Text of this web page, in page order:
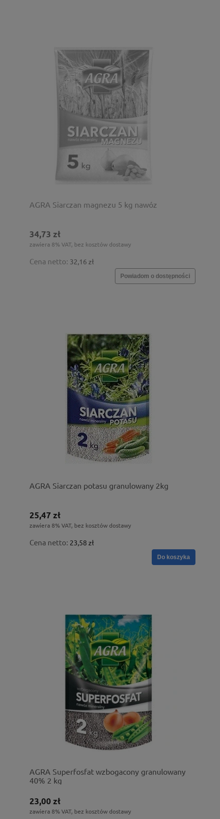
AGRA Siarczan magnezu 5 kg nawóz
34,73 zł
zawiera 8% VAT, bez kosztów dostawy
Cena netto: 32,16 zł
Powiadom o dostępności
AGRA Siarczan potasu granulowany 2kg
25,47 zł
zawiera 8% VAT, bez kosztów dostawy
Cena netto: 23,58 zł
Do koszyka
AGRA Superfosfat wzbogacony granulowany
40% 2 kg
23,00 zł
zawiera 8% VAT, bez kosztów dostawy